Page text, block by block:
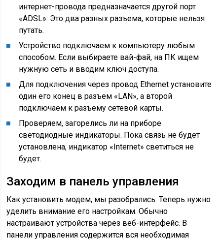
интернет-провода предназначается другой порт
«ADSL». Это два разных разъема, которые нельзя
путать.
Устройство подключаем к компьютеру любым
способом. Если выбираете вай-фай, на ПК ищем
нужную сеть и вводим ключ доступа.
Для подключения через провод Ethernet установите
один его конец в разъем «LAN», а второй
подключаем к разъему сетевой карты.
Проверяем, загорелись ли на приборе
светодиодные индикаторы. Пока связь не будет
установлена, индикатор «Internet» светиться не
будет.
Заходим в панель управления
Как установить модем, мы разобрались. Теперь нужно
уделить внимание его настройкам. Обычно
настраивают устройства через веб-интерфейс. В
панели управления содержится вся необходимая